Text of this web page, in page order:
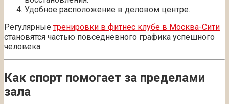
Удобное расположение в деловом центре.
Регулярные тренировки в фитнес клубе в Москва-Сити
становятся частью повседневного графика успешного
человека.
Как спорт помогает за пределами
зала